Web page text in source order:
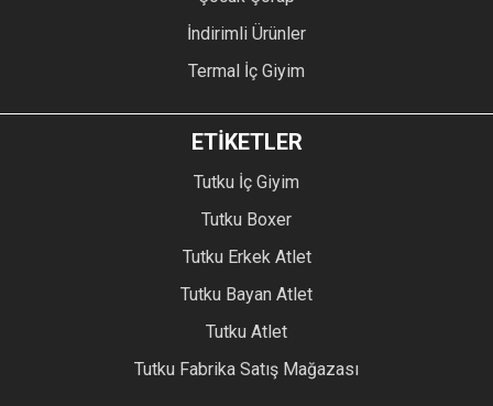
İndirimli Ürünler
Termal İç Giyim
ETİKETLER
Tutku İç Giyim
Tutku Boxer
Tutku Erkek Atlet
Tutku Bayan Atlet
Tutku Atlet
Tutku Fabrika Satış Mağazası